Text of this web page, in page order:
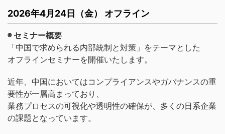
2026年4月24日（金） オフライン
◉ セミナー概要
「中国で求められる内部統制と対策」をテーマとした
オフラインセミナーを開催いたします。
近年、中国においてはコンプライアンスやガバナンスの重
要性が一層高まっており、
業務プロセスの可視化や透明性の確保が、多くの日系企業
の課題となっています。